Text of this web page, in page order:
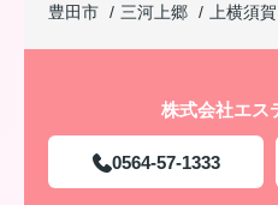
豊田市
三河上郷 上横須賀
株式会社エス
0564-57-1333